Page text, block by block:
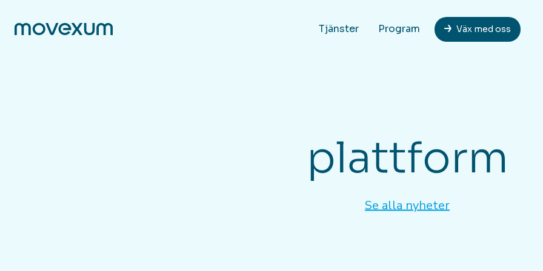
Tjänster Program Väx med oss
plattform
Se alla nyheter